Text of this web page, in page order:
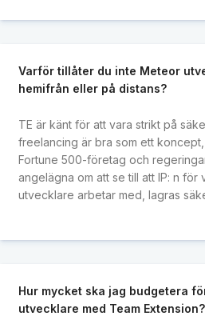
Varför tillåter du inte Meteor
hemifrån eller på distans?
TE är känt för att vara strikt på
freelancing är bra som ett
Fortune 500-företag och
angelägna om att se till att IP: n för
utvecklare arbetar med, lagras
Hur mycket ska jag budgetera
utvecklare med Team Extension?